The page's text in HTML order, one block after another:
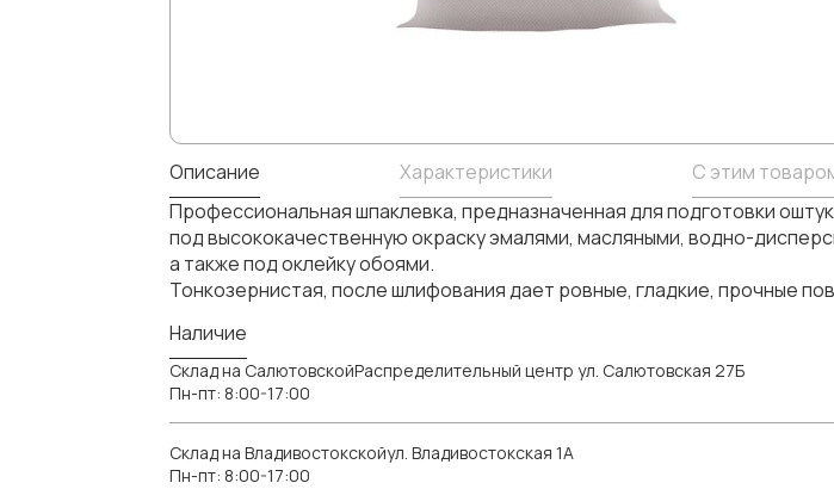
Описание Характеристики С этим
Профессиональная шпаклевка, предназначенная для подготовки
под высококачественную окраску эмалями, масляными, водно-
а также под оклейку обоями.
Тонкозернистая, после шлифования дает ровные, гладкие, прочные
Наличие
Склад на СалютовскойРаспределительный центр ул. Салютовская 27Б
Пн-пт: 8:00-17:00
Склад на Владивостокскойул. Владивостокская 1А
Пн-пт: 8:00-17:00